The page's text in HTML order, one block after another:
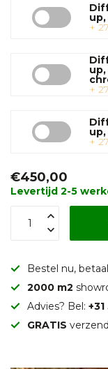
+
+
+
€450,00
Levertijd 2-5
Bestel nu,
2000 m2
Advies? Bel:
GRATIS